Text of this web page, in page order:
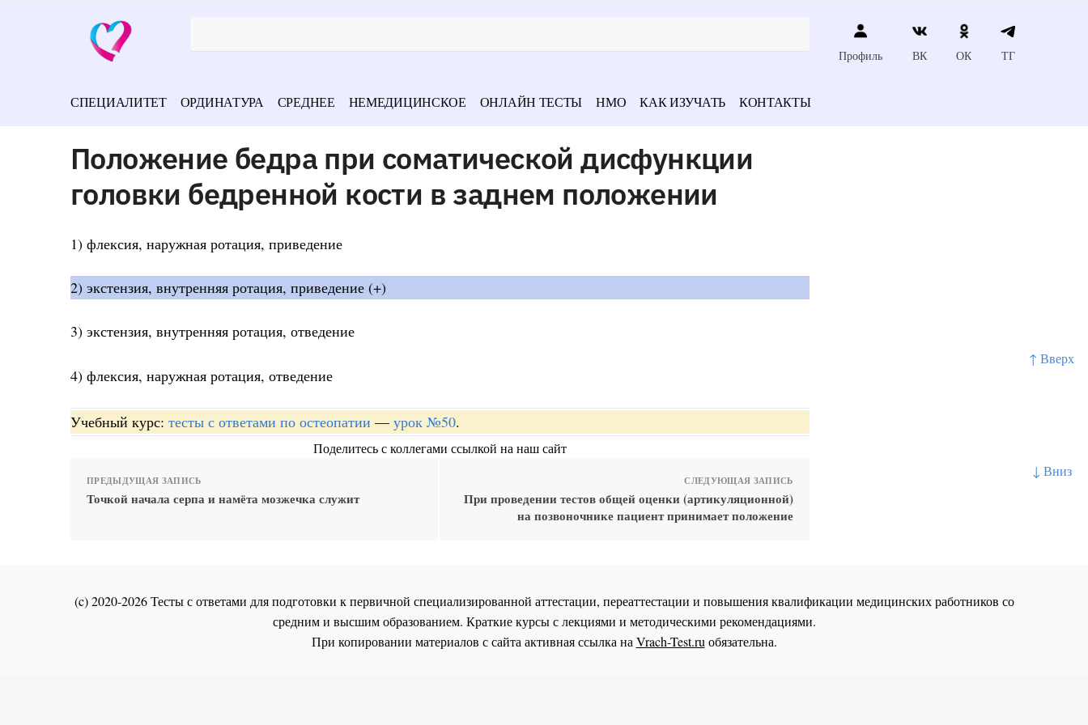
↑ Вверх
↓ Вниз
Профиль ВК ОК ТГ
СПЕЦИАЛИТЕТ ОРДИНАТУРА СРЕДНЕЕ НЕМЕДИЦИНСКОЕ ОНЛАЙН ТЕСТЫ НМО КАК ИЗУЧАТЬ КОНТАКТЫ
Положение бедра при соматической дисфункции
головки бедренной кости в заднем положении
1) флексия, наружная ротация, приведение
2) экстензия, внутренняя ротация, приведение (+)
3) экстензия, внутренняя ротация, отведение
4) флексия, наружная ротация, отведение
Учебный курс: тесты с ответами по остеопатии — урок №50.
Поделитесь с коллегами ссылкой на наш сайт
ПРЕДЫДУЩАЯ ЗАПИСЬ
Точкой начала серпа и намёта мозжечка служит
СЛЕДУЮЩАЯ ЗАПИСЬ
При проведении тестов общей оценки (артикуляционной)
на позвоночнике пациент принимает положение
(c) 2020-2026 Тесты с ответами для подготовки к первичной специализированной аттестации, переаттестации и повышения квалификации медицинских работников со
средним и высшим образованием. Краткие курсы с лекциями и методическими рекомендациями.
При копировании материалов с сайта активная ссылка наVrach-Test.ruобязательна.